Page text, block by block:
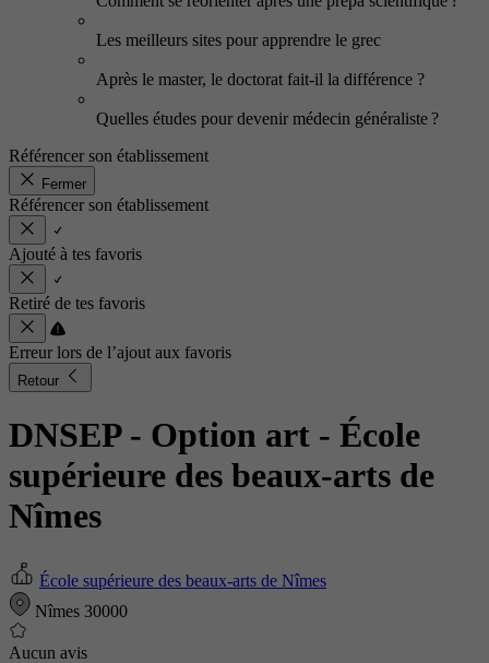
Les meilleurs sites pour apprendre le grec
Après le master, le doctorat fait-il la différence ?
Quelles études pour devenir médecin généraliste ?
Référencer son établissement
Fermer
Référencer son établissement
Ajouté à tes favoris
Retiré de tes favoris
Erreur lors de l’ajout aux favoris
Retour
DNSEP - Option art - École
supérieure des beaux-arts de
Nîmes
École supérieure des beaux-arts de Nîmes
Nîmes 30000
Aucun avis